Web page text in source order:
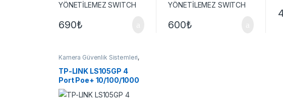
690₺ 600₺
Kamera Güvenlik Sistemleri,
TP-LINK LS105GP 4
Port Poe+ 10/100/1000
Mbps Metal